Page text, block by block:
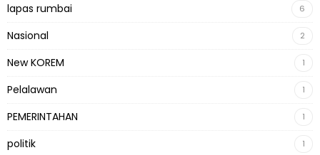
lapas rumbai 6
Nasional 2
New KOREM 1
Pelalawan 1
PEMERINTAHAN 1
politik 1